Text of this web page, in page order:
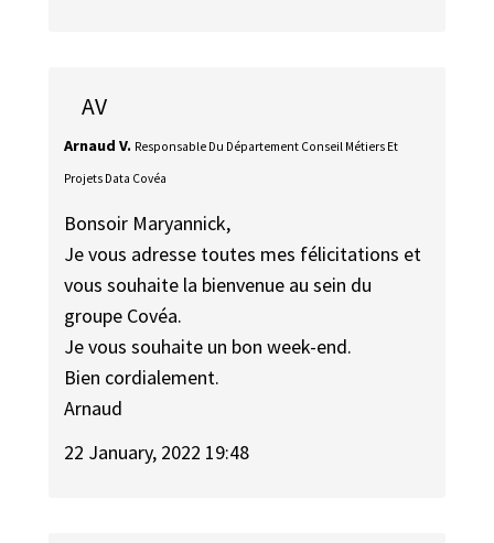
AV
Arnaud V. Responsable Du Département Conseil Métiers Et
Projets Data Covéa
Bonsoir Maryannick,
Je vous adresse toutes mes félicitations et
vous souhaite la bienvenue au sein du
groupe Covéa.
Je vous souhaite un bon week-end.
Bien cordialement.
Arnaud
22 January, 2022 19:48